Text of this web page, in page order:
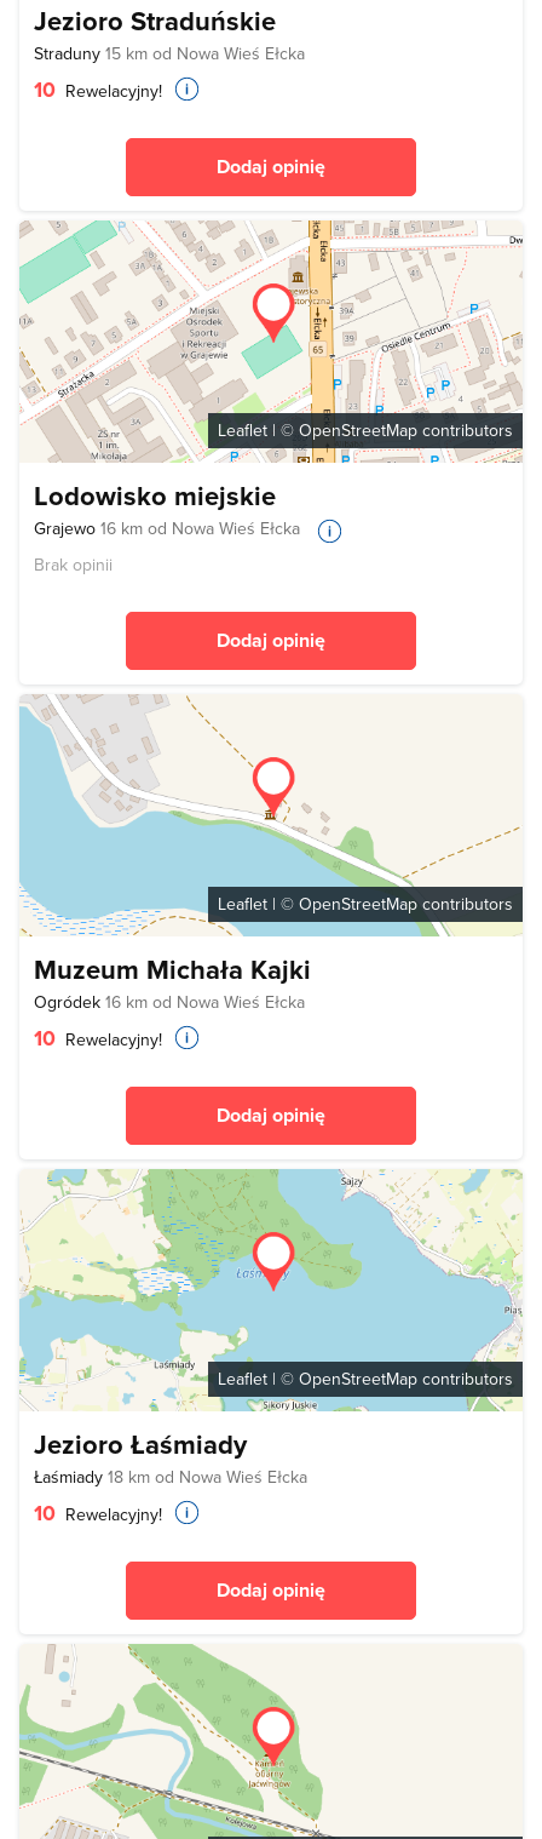
Jezioro Straduńskie
Straduny 15 km od Nowa Wieś Ełcka
10 Rewelacyjny!
Dodaj opinię
Leaflet | © OpenStreetMap contributors
Lodowisko miejskie
Grajewo 16 km od Nowa Wieś Ełcka
Brak opinii
Dodaj opinię
Leaflet | © OpenStreetMap contributors
Muzeum Michała Kajki
Ogródek 16 km od Nowa Wieś Ełcka
10 Rewelacyjny!
Dodaj opinię
Leaflet | © OpenStreetMap contributors
Jezioro Łaśmiady
Łaśmiady 18 km od Nowa Wieś Ełcka
10 Rewelacyjny!
Dodaj opinię